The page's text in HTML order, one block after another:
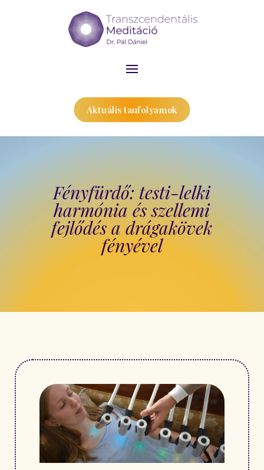
Aktuális tanfolyamok
Fényfürdő: testi-lelki
harmónia és szellemi
fejlődés a drágakövek
fényével